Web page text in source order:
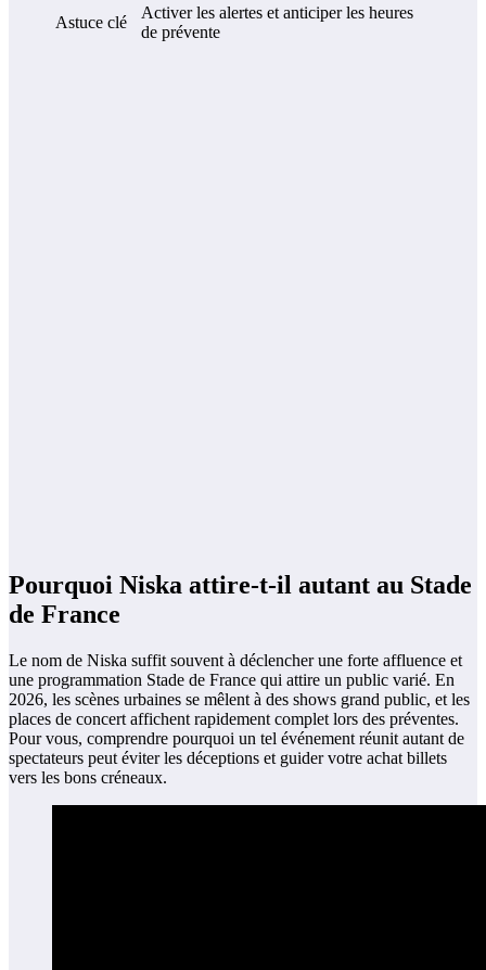
Astuce clé
Activer les alertes et anticiper les heures
de prévente
Pourquoi Niska attire-t-il autant au Stade
de France
Le nom de Niska suffit souvent à déclencher une forte affluence et
une programmation Stade de France qui attire un public varié. En
2026, les scènes urbaines se mêlent à des shows grand public, et les
places de concert affichent rapidement complet lors des préventes.
Pour vous, comprendre pourquoi un tel événement réunit autant de
spectateurs peut éviter les déceptions et guider votre achat billets
vers les bons créneaux.